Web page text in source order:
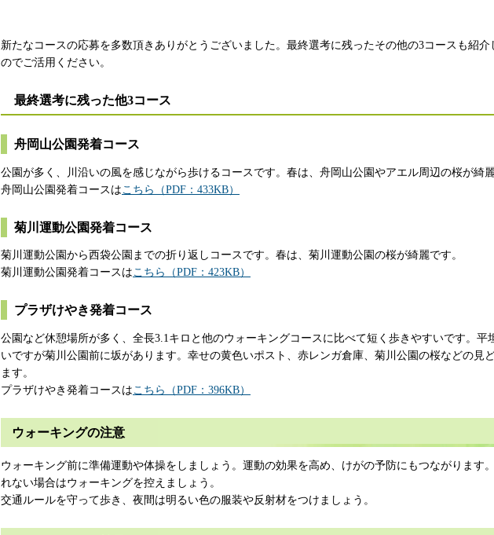
新たなコースの応募を多数頂きありがとうございました。最終選考に残ったその他の3コースも紹介
のでご活用ください。
最終選考に残った他3コース
舟岡山公園発着コース
公園が多く、川沿いの風を感じながら歩けるコースです。春は、舟岡山公園やアエル周辺の桜が綺麗
舟岡山公園発着コースは こちら（PDF：433KB）
菊川運動公園発着コース
菊川運動公園から西袋公園までの折り返しコースです。春は、菊川運動公園の桜が綺麗です。
菊川運動公園発着コースはこちら（PDF：423KB）
プラザけやき発着コース
公園など休憩場所が多く、全長3.1キロと他のウォーキングコースに比べて短く歩きやすいです。平
いですが菊川公園前に坂があります。幸せの黄色いポスト、赤レンガ倉庫、菊川公園の桜などの見
ます。
プラザけやき発着コースはこちら（PDF：396KB）
ウォーキングの注意
ウォーキング前に準備運動や体操をしましょう。運動の効果を高め、けがの予防にもつながります
れない場合はウォーキングを控えましょう。
交通ルールを守って歩き、夜間は明るい色の服装や反射材をつけましょう。